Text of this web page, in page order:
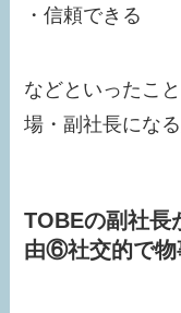
・信頼できる
などといったこ
場・副社長にな
TOBEの副社長
由⑥社交的で物